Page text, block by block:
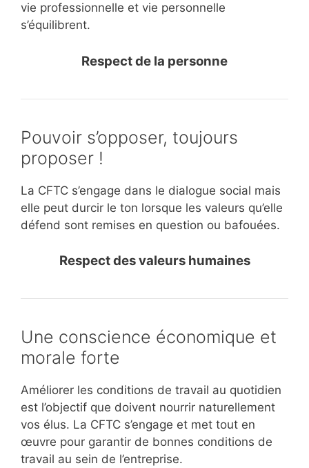
vie professionnelle et vie personnelle
s’équilibrent.
Respect de la personne
Pouvoir s’opposer, toujours
proposer !
La CFTC s’engage dans le dialogue social mais
elle peut durcir le ton lorsque les valeurs qu’elle
défend sont remises en question ou bafouées.
Respect des valeurs humaines
Une conscience économique et
morale forte
Améliorer les conditions de travail au quotidien
est l’objectif que doivent nourrir naturellement
vos élus. La CFTC s’engage et met tout en
œuvre pour garantir de bonnes conditions de
travail au sein de l’entreprise.